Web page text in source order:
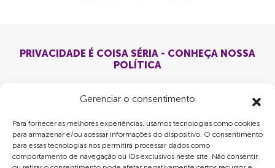
Gerenciar o consentimento
Para fornecer as melhores experiências, usamos tecnologias como cookies
para armazenar e/ou acessar informações do dispositivo. O consentimento
para essas tecnologias nos permitirá processar dados como
comportamento de navegação ou IDs exclusivos neste site. Não consentir
PRIVACIDADE É COISA SÉRIA - CONHEÇA NOSSA
POLÍTICA